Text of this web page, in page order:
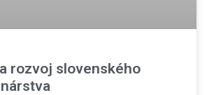
rozvoj slovenského